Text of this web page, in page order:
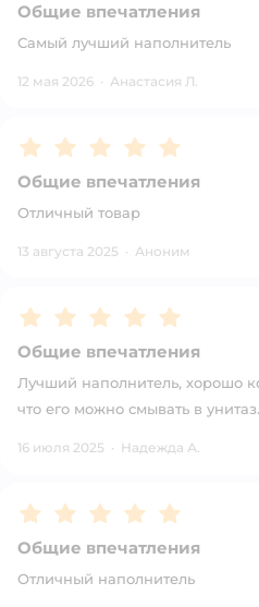
Общие впечатления
Самый лучший наполнитель
12 мая 2026 · Анастасия Л.
Рейтинг:5
Общие впечатления
Отличный товар
13 августа 2025 · Аноним
Рейтинг:5
Общие впечатления
Лучший наполнитель, хорошо
что его можно смывать в унитаз.
16 июля 2025 · Надежда А.
Рейтинг:5
Общие впечатления
Отличный наполнитель